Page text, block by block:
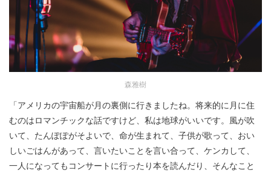
森雅樹
「アメリカの宇宙船が月の裏側に行きましたね。将来的に月に住
むのはロマンチックな話ですけど、私は地球がいいです。風が吹
いて、たんぽぽがそよいで、命が生まれて、子供が歌って、おい
しいごはんがあって、言いたいことを言い合って、ケンカして、
一人になってもコンサートに行ったり本を読んだり、そんなこと